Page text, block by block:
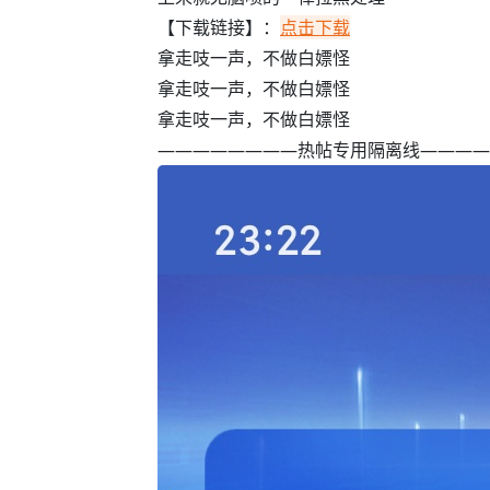
【下载链接】： 点击下载
拿走吱一声，不做白嫖怪️️️
拿走吱一声，不做白嫖怪️️️
拿走吱一声，不做白嫖怪️️️
————————热帖专用隔离线